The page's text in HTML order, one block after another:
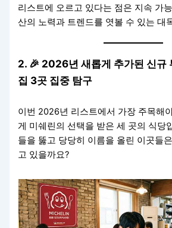
리스트에 오르고 있다는 점은 지속 가
산의 노력과 트렌드를 엿볼 수 있는 대
2. 🎉 2026년 새롭게 추가된 신규
집 3곳 집중 탐구
이번 2026년 리스트에서 가장 주목해
게 미쉐린의 선택을 받은 세 곳의 식당
들을 뚫고 당당히 이름을 올린 이곳들
고 있을까요?